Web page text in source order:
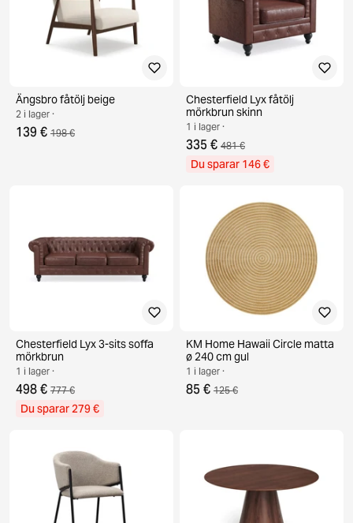
Ängsbro fåtölj beige
2 i lager ·
139 € 198 €
Chesterfield Lyx fåtölj
mörkbrun skinn
1 i lager ·
335 € 481 €
Du sparar 146 €
Chesterfield Lyx 3-sits soffa
mörkbrun
1 i lager ·
498 € 777 €
Du sparar 279 €
KM Home Hawaii Circle matta
ø 240 cm gul
1 i lager ·
85 € 125 €